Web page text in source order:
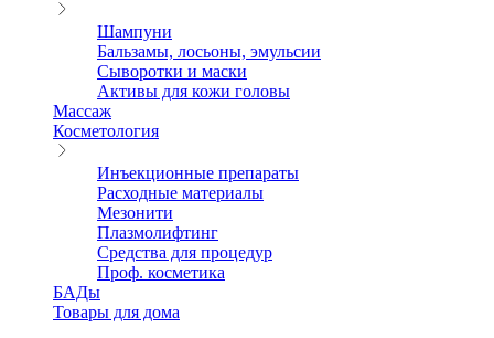
Шампуни
Бальзамы, лосьоны, эмульсии
Сыворотки и маски
Активы для кожи головы
Массаж
Косметология
Инъекционные препараты
Расходные материалы
Мезонити
Плазмолифтинг
Средства для процедур
Проф. косметика
БАДы
Товары для дома